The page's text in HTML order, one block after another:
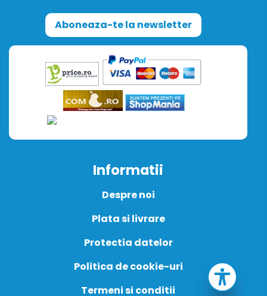
Aboneaza-te la newsletter
Informatii
Despre noi
Plata si livrare
Protectia datelor
Politica de cookie-uri
Termeni si conditii